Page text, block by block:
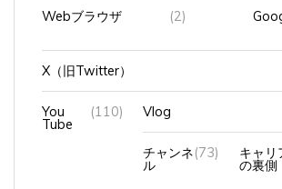
X（旧Twitter）
You
Tube
(110) Vlog
チャンネ(73) キャリ
の裏側